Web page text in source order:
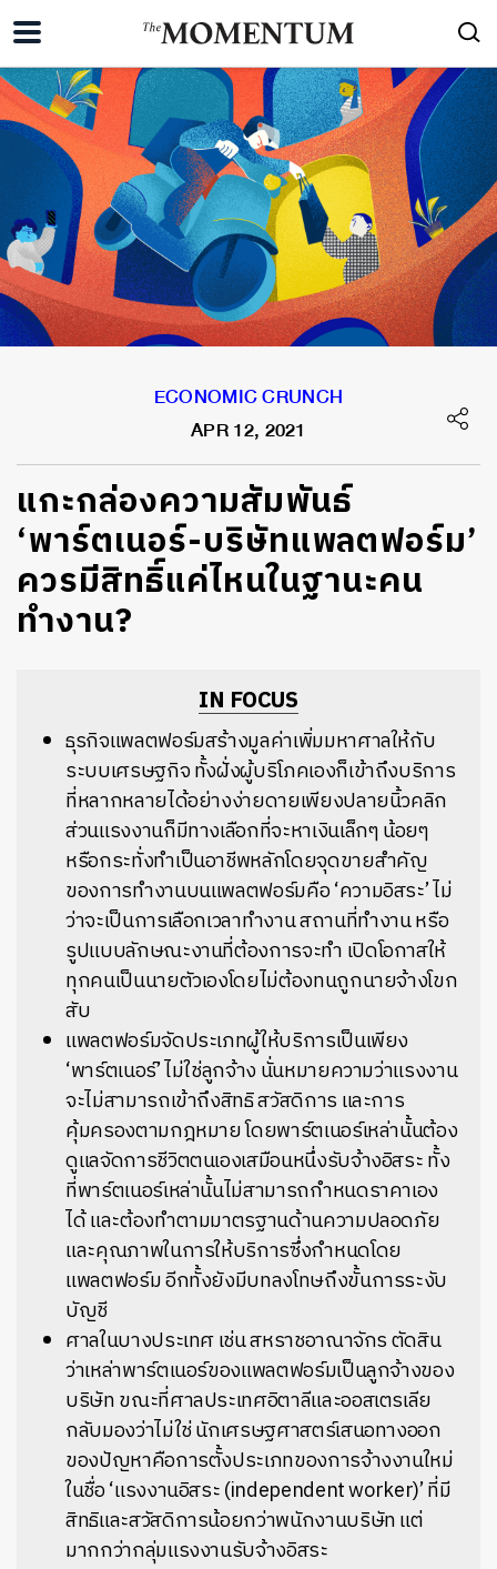
ECONOMIC CRUNCH
APR 12, 2021
แกะกล่องความสัมพันธ์
‘พาร์ตเนอร์-บริษัทแพลตฟอร์ม’
ควรมีสิทธิ์แค่ไหนในฐานะคน
ทำงาน?
IN FOCUS
ธุรกิจแพลตฟอร์มสร้างมูลค่าเพิ่มมหาศาลให้กับ
ระบบเศรษฐกิจ ทั้งฝั่งผู้บริโภคเองก็เข้าถึงบริการ
ที่หลากหลายได้อย่างง่ายดายเพียงปลายนิ้วคลิก
ส่วนแรงงานก็มีทางเลือกที่จะหาเงินเล็กๆ น้อยๆ
หรือกระทั่งทำเป็นอาชีพหลักโดยจุดขายสำคัญ
ของการทำงานบนแพลตฟอร์มคือ ‘ความอิสระ’ ไม่
ว่าจะเป็นการเลือกเวลาทำงาน สถานที่ทำงาน หรือ
รูปแบบลักษณะงานที่ต้องการจะทำ เปิดโอกาสให้
ทุกคนเป็นนายตัวเองโดยไม่ต้องทนถูกนายจ้างโขก
สับ
แพลตฟอร์มจัดประเภทผู้ให้บริการเป็นเพียง
‘พาร์ตเนอร์’ ไม่ใช่ลูกจ้าง นั่นหมายความว่าแรงงาน
จะไม่สามารถเข้าถึงสิทธิ สวัสดิการ และการ
คุ้มครองตามกฎหมาย โดยพาร์ตเนอร์เหล่านั้นต้อง
ดูแลจัดการชีวิตตนเองเสมือนหนึ่งรับจ้างอิสระ ทั้ง
ที่พาร์ตเนอร์เหล่านั้นไม่สามารถกำหนดราคาเอง
ได้ และต้องทำตามมาตรฐานด้านความปลอดภัย
และคุณภาพในการให้บริการซึ่งกำหนดโดย
แพลตฟอร์ม อีกทั้งยังมีบทลงโทษถึงขั้นการระงับ
บัญชี
ศาลในบางประเทศ เช่น สหราชอาณาจักร ตัดสิน
ว่าเหล่าพาร์ตเนอร์ของแพลตฟอร์มเป็นลูกจ้างของ
บริษัท ขณะที่ศาลประเทศอิตาลีและออสเตรเลีย
กลับมองว่าไม่ใช่ นักเศรษฐศาสตร์เสนอทางออก
ของปัญหาคือการตั้งประเภทของการจ้างงานใหม่
ในชื่อ ‘แรงงานอิสระ (independent worker)’ ที่มี
สิทธิและสวัสดิการน้อยกว่าพนักงานบริษัท แต่
มากกว่ากลุ่มแรงงานรับจ้างอิสระ